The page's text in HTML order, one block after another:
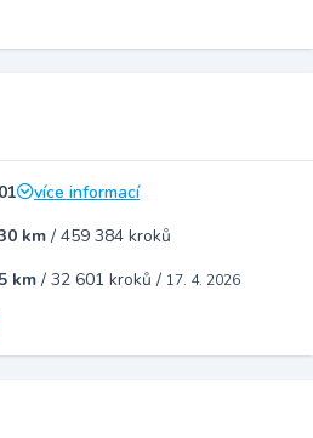
více informací
km / 459 384 kroků
km / 32 601 kroků / 17. 4. 2026